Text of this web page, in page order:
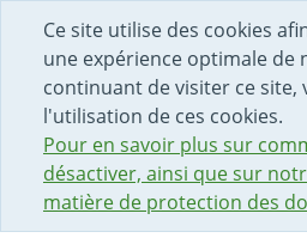
Ce site utilise des cookies
une expérience optimale de
continuant de visiter ce site,
l'utilisation de ces cookies.
Pour en savoir plus sur
désactiver, ainsi que sur
matière de protection des
DÉBUT DU CONTENU DE LA
ACCÈS AU CHAMP DE
PAGE D'ACCUEIL
FORMULAIRE DE CONTACT